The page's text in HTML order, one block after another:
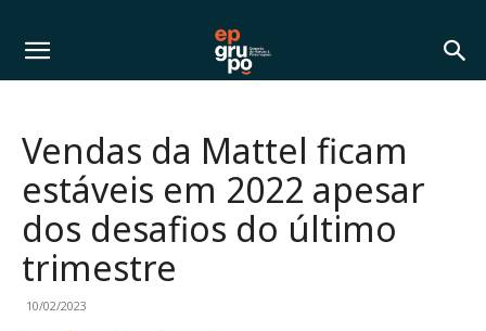
Vendas da Mattel ficam
estáveis em 2022 apesar
dos desafios do último
trimestre
10/02/2023